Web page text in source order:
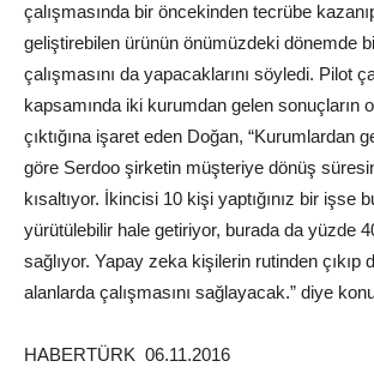
çalışmasında bir öncekinden tecrübe
geliştirebilen ürünün önümüzdeki dönemde
çalışmasını da yapacaklarını söyledi. Pilot
kapsamında iki kurumdan gelen sonuçların
çıktığına işaret eden Doğan, “Kurumlardan
göre Serdoo şirketin müşteriye dönüş
kısaltıyor. İkincisi 10 kişi yaptığınız bir işse
yürütülebilir hale getiriyor, burada da yüzde
sağlıyor. Yapay zeka kişilerin rutinden çıkıp
alanlarda çalışmasını sağlayacak.” diye
HABERTÜRK 06.11.2016